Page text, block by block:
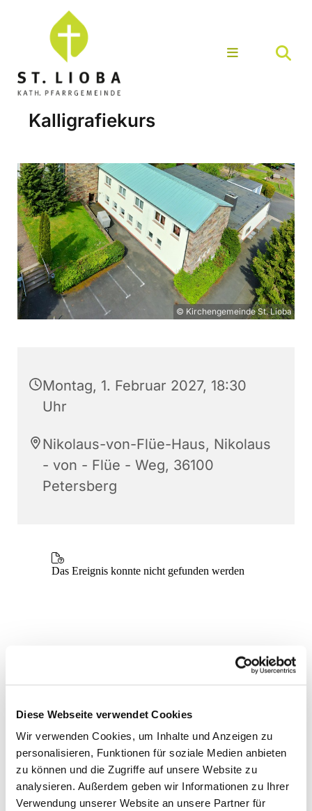
Diese Webseite verwendet Cookies
Wir verwenden Cookies, um Inhalte und Anzeigen zu
personalisieren, Funktionen für soziale Medien anbieten
zu können und die Zugriffe auf unsere Website zu
analysieren. Außerdem geben wir Informationen zu Ihrer
Verwendung unserer Website an unsere Partner für
Kalligrafiekurs
© Kirchengemeinde St. Lioba
Montag, 1. Februar 2027, 18:30
Uhr
Nikolaus-von-Flüe-Haus, Nikolaus
- von - Flüe - Weg, 36100
Petersberg